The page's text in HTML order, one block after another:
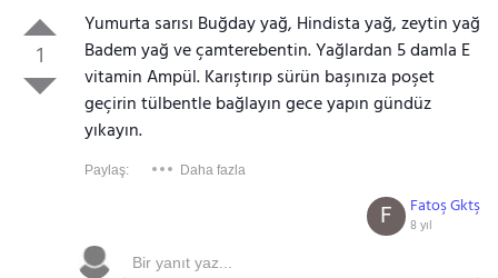
1
Yumurta sarısı Buğday yağ, Hindista yağ, zeytin yağ
Badem yağ ve çamterebentin. Yağlardan 5 damla E
vitamin Ampül. Karıştırıp sürün başınıza poşet
geçirin tülbentle bağlayın gece yapın gündüz
yıkayın.
Paylaş: Daha fazla
Fatoş Gktş
8 yıl
F